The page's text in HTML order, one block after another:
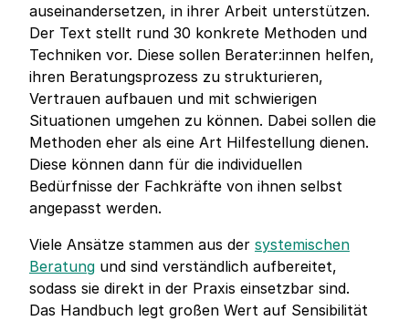
auseinandersetzen, in ihrer Arbeit unterstützen.
Der Text stellt rund 30 konkrete Methoden und
Techniken vor. Diese sollen Berater:innen helfen,
ihren Beratungsprozess zu strukturieren,
Vertrauen aufbauen und mit schwierigen
Situationen umgehen zu können. Dabei sollen die
Methoden eher als eine Art Hilfestellung dienen.
Diese können dann für die individuellen
Bedürfnisse der Fachkräfte von ihnen selbst
angepasst werden.
Viele Ansätze stammen aus der systemischen
Beratung und sind verständlich aufbereitet,
sodass sie direkt in der Praxis einsetzbar sind.
Das Handbuch legt großen Wert auf Sensibilität